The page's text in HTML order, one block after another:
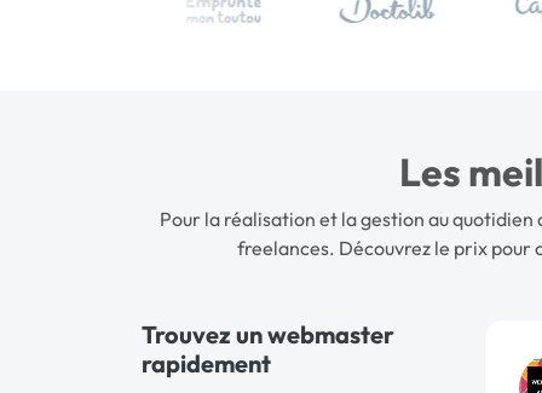
Les
Pour la réalisation et la gestion au
freelances. Découvrez le prix pour
Trouvez un webmaster
rapidement